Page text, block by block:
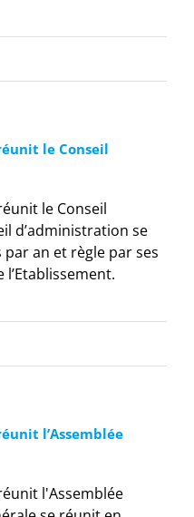
le Conseil
le Conseil
d’administration se
an et règle par ses
l’Assemblée
l'Assemblée